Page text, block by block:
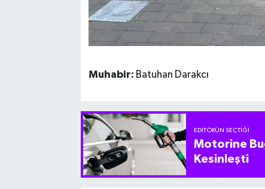
Muhabir: Batuhan Darakcı
EDITÖRÜN SEÇTIĞI
Motorine
Kesinleşti